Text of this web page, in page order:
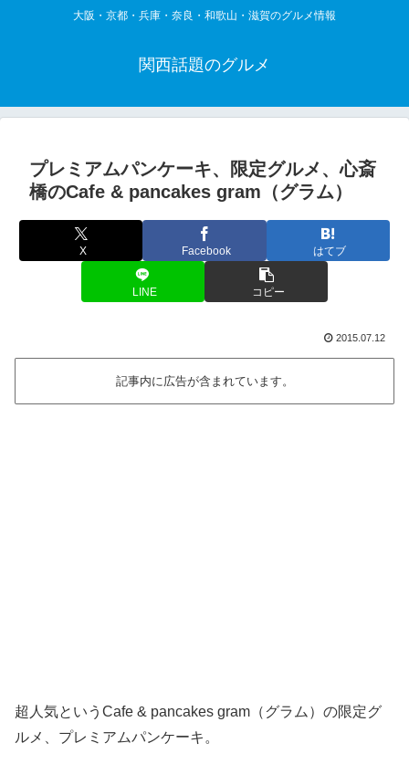
大阪・京都・兵庫・奈良・和歌山・滋賀のグルメ情報
関西話題のグルメ
プレミアムパンケーキ、限定グルメ、心斎
橋のCafe & pancakes gram（グラム）
X Facebook はてブ
LINE コピー
2015.07.12
記事内に広告が含まれています。
超人気というCafe & pancakes gram（グラム）の限定グ
ルメ、プレミアムパンケーキ。